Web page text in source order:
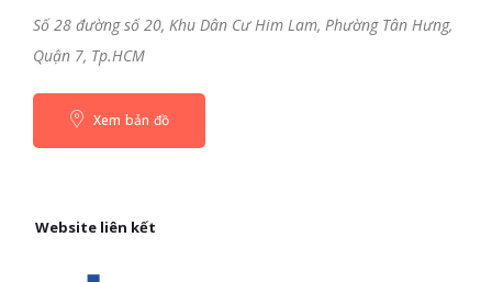
Số 28 đường số 20, Khu Dân Cư Him Lam, Phường Tân Hưng,
Quận 7, Tp.HCM
Xem bản đồ
Website liên kết